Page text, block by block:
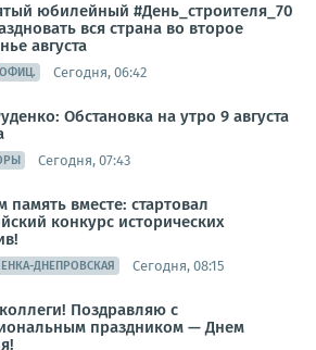
юбилейный #День_строителя_70
вся страна во второе
августа
ОФИЦ. Сегодня, 06:42
Обстановка на утро 9 августа
Сегодня, 07:43
память вместе: стартовал
конкурс исторических
ДНЕПРОВСКАЯ Сегодня, 08:15
Поздравляю с
праздником — Днем